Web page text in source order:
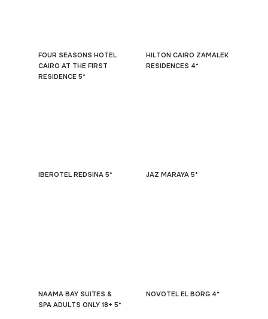
FOUR SEASONS HOTEL
CAIRO AT THE FIRST
RESIDENCE 5*
HILTON CAIRO ZAMALEK
RESIDENCES 4*
IBEROTEL REDSINA 5* JAZ MARAYA 5*
NAAMA BAY SUITES &
SPA ADULTS ONLY 18+ 5*
NOVOTEL EL BORG 4*